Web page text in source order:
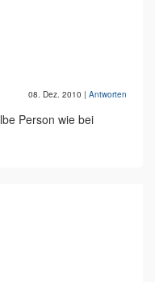
08. Dez. 2010 | Antworten
Person wie bei